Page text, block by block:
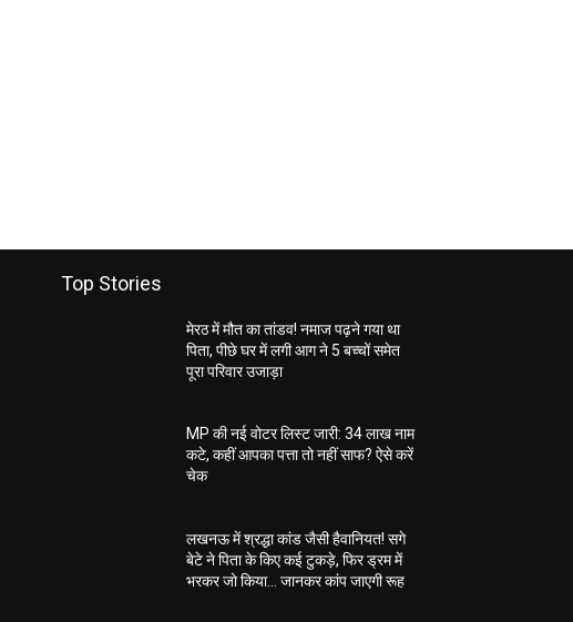
Top Stories
मेरठ में मौत का तांडव! नमाज पढ़ने गया था
पिता, पीछे घर में लगी आग ने 5 बच्चों समेत
पूरा परिवार उजाड़ा
MP की नई वोटर लिस्ट जारी: 34 लाख नाम
कटे, कहीं आपका पत्ता तो नहीं साफ? ऐसे करें
चेक
लखनऊ में श्रद्धा कांड जैसी हैवानियत! सगे
बेटे ने पिता के किए कई टुकड़े, फिर ड्रम में
भरकर जो किया… जानकर कांप जाएगी रूह